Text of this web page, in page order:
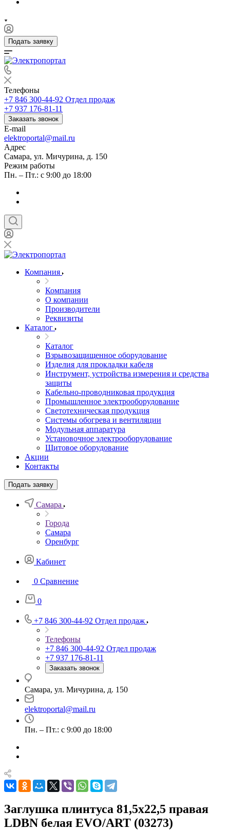
Подать заявку
Телефоны
+7 846 300-44-92 Отдел продаж
+7 937 176-81-11
Заказать звонок
E-mail
elektroportal@mail.ru
Адрес
Самара, ул. Мичурина, д. 150
Режим работы
Пн. – Пт.: с 9:00 до 18:00
Компания
Компания
О компании
Производители
Реквизиты
Каталог
Каталог
Взрывозащищенное оборудование
Изделия для прокладки кабеля
Инструмент, устройства измерения и средства
защиты
Кабельно-проводниковая продукция
Промышленное электрооборудование
Светотехническая продукция
Системы обогрева и вентиляции
Модульная аппаратура
Установочное электрооборудование
Щитовое оборудование
Акции
Контакты
Подать заявку
Самара
Города
Самара
Оренбург
Кабинет
0 Сравнение
0
+7 846 300-44-92 Отдел продаж
Телефоны
+7 846 300-44-92 Отдел продаж
+7 937 176-81-11
Заказать звонок
Самара, ул. Мичурина, д. 150
elektroportal@mail.ru
Пн. – Пт.: с 9:00 до 18:00
Заглушка плинтуса 81,5х22,5 правая
LDBN белая EVO/ART (03273)